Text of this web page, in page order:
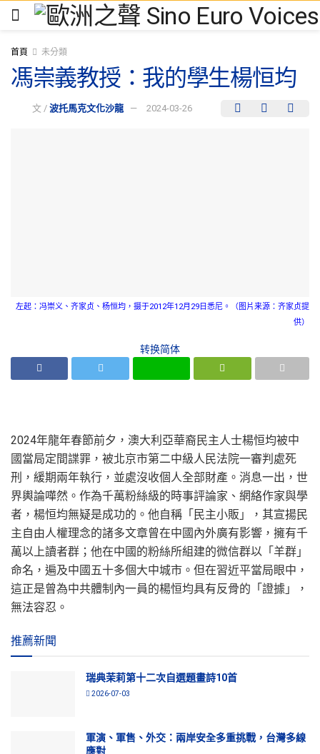
首頁 未分類
馮崇義教授：我的學生楊恒均
文 / 波托馬克文化沙龍 2024-03-26
左起：冯崇义、齐家贞、杨恒均，摄于2012年12月29日悉尼。（图片来源：齐家贞提
供）
转换简体
2024年龍年春節前夕，澳大利亞華裔民主人士楊恒均被中
國當局定間諜罪，被北京市第二中級人民法院一審判處死
刑，緩期兩年執行，並處沒收個人全部財產。消息一出，世
界輿論嘩然。作為千萬粉絲級的時事評論家、網絡作家與學
者，楊恒均無疑是成功的。他自稱「民主小販」，其宣揚民
主自由人權理念的諸多文章曾在中國內外廣有影響，擁有千
萬以上讀者群；他在中國的粉絲所組建的微信群以「羊群」
命名，遍及中國五十多個大中城市。但在習近平當局眼中，
這正是曾為中共體制內一員的楊恒均具有反骨的「證據」，
無法容忍。
推薦新聞
瑞典茉莉第十二次自選題畫詩10首
2026-07-03
軍演、軍售、外交：兩岸安全多重挑戰，台灣多線
應對